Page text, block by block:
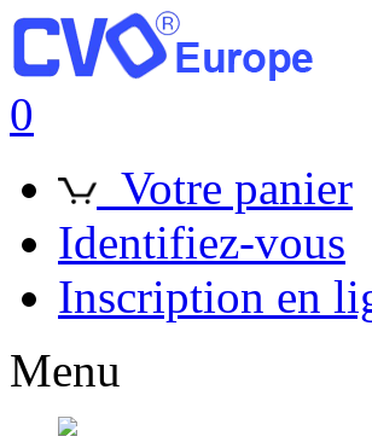
0
Votre panier
Identifiez-vous
Inscription en
Menu